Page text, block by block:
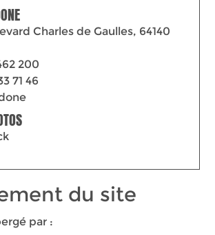
Charles de Gaulles, 64140
200
71 46
du site
par :